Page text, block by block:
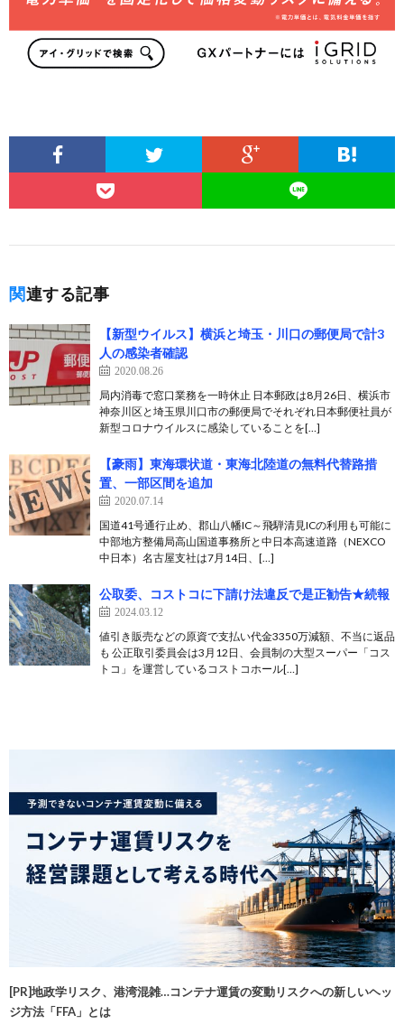
関連する記事
【新型ウイルス】横浜と埼玉・川口の郵便局で計3
人の感染者確認
2020.08.26
局内消毒で窓口業務を一時休止 日本郵政は8月26日、横浜市
神奈川区と埼玉県川口市の郵便局でそれぞれ日本郵便社員が
新型コロナウイルスに感染していることを[…]
【豪雨】東海環状道・東海北陸道の無料代替路措
置、一部区間を追加
2020.07.14
国道41号通行止め、郡山八幡IC～飛騨清見ICの利用も可能に
中部地方整備局高山国道事務所と中日本高速道路（NEXCO
中日本）名古屋支社は7月14日、[…]
公取委、コストコに下請け法違反で是正勧告★続報
2024.03.12
値引き販売などの原資で支払い代金3350万減額、不当に返品
も 公正取引委員会は3月12日、会員制の大型スーパー「コス
トコ」を運営しているコストコホール[…]
[PR]地政学リスク、港湾混雑…コンテナ運賃の変動リスクへの新しいヘッ
ジ方法「FFA」とは